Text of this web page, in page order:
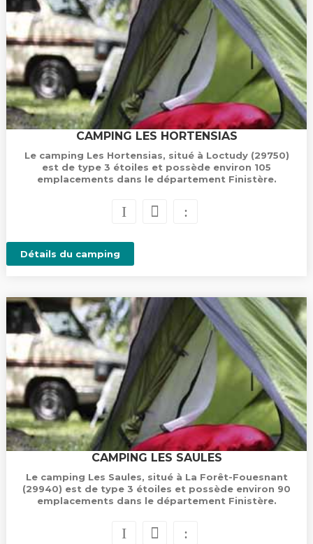
CAMPING LES HORTENSIAS
Le camping Les Hortensias, situé à Loctudy (29750)
est de type 3 étoiles et possède environ 105
emplacements dans le département Finistère.
Détails du camping
CAMPING LES SAULES
Le camping Les Saules, situé à La Forêt-Fouesnant
(29940) est de type 3 étoiles et possède environ 90
emplacements dans le département Finistère.